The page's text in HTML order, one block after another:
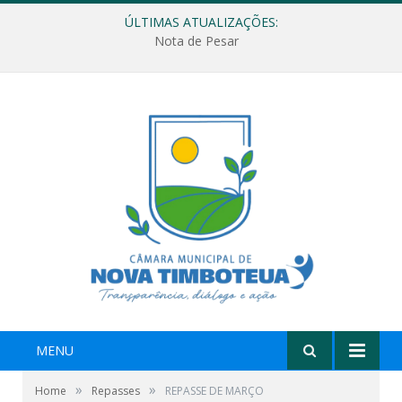
ÚLTIMAS ATUALIZAÇÕES:
Nota de Pesar
MENU
Home » Repasses » REPASSE DE MARÇO